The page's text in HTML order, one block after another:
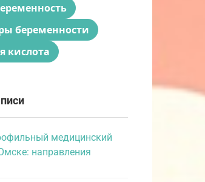
беременности
кислота
медицинский
направления